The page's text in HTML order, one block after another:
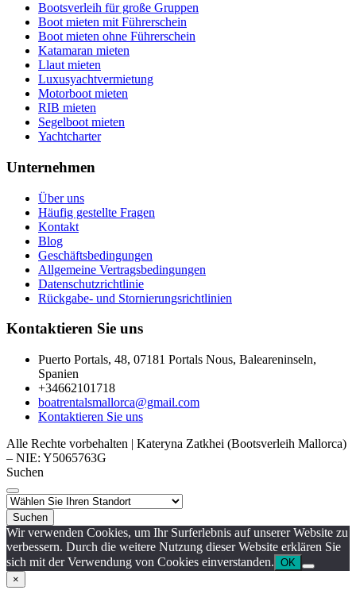
Bootsverleih für große Gruppen
Boot mieten mit Führerschein
Boot mieten ohne Führerschein
Katamaran mieten
Llaut mieten
Luxusyachtvermietung
Motorboot mieten
RIB mieten
Segelboot mieten
Yachtcharter
Unternehmen
Über uns
Häufig gestellte Fragen
Kontakt
Blog
Geschäftsbedingungen
Allgemeine Vertragsbedingungen
Datenschutzrichtlinie
Rückgabe- und Stornierungsrichtlinien
Kontaktieren Sie uns
Puerto Portals, 48, 07181 Portals Nous, Baleareninseln,
Spanien
+34662101718
boatrentalsmallorca@gmail.com
Kontaktieren Sie uns
Alle Rechte vorbehalten | Kateryna Zatkhei (Bootsverleih Mallorca)
– NIE: Y5065763G
Suchen
Suchen
Wir verwenden Cookies, um Ihr Surferlebnis auf unserer Website zu
verbessern. Durch die weitere Nutzung dieser Website erklären Sie
sich mit der Verwendung von Cookies einverstanden. OK
×